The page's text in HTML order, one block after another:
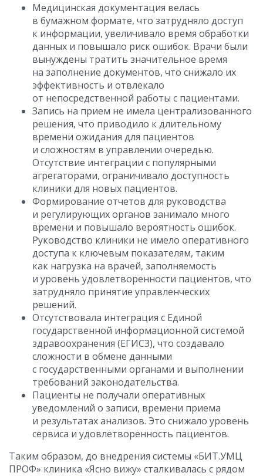
Медицинская документация велась
в бумажном формате, что затрудняло доступ
к информации, увеличивало время обработки
данных и повышало риск ошибок. Врачи были
вынуждены тратить значительное время
на заполнение документов, что снижало их
эффективность и отвлекало
от непосредственной работы с пациентами.
Запись на прием не имела централизованного
решения, что приводило к длительному
времени ожидания для пациентов
и сложностям в управлении очередью.
Отсутствие интеграции с популярными
агрегаторами, ограничивало доступность
клиники для новых пациентов.
Формирование отчетов для руководства
и регулирующих органов занимало много
времени и повышало вероятность ошибок.
Руководство клиники не имело оперативного
доступа к ключевым показателям, таким
как нагрузка на врачей, заполняемость
и уровень удовлетворенности пациентов, что
затрудняло принятие управленческих
решений.
Отсутствовала интеграция с Единой
государственной информационной системой
здравоохранения (ЕГИСЗ), что создавало
сложности в обмене данными
с государственными органами и выполнении
требований законодательства.
Пациенты не получали оперативных
уведомлений о записи, времени приема
и результатах анализов. Это снижало уровень
сервиса и удовлетворенность пациентов.
Таким образом, до внедрения системы «БИТ.УМЦ
ПРОФ» клиника «Ясно вижу» сталкивалась с рядом